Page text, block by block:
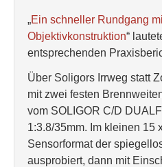
„Ein schneller Rundgang
Objektivkonstruktion“
entsprechenden
Über Soligors Irrweg statt
mit zwei festen
vom SOLIGOR C/D
1:3.8/35mm. Im kleinen 15
Sensorformat der
ausprobiert, dann mit